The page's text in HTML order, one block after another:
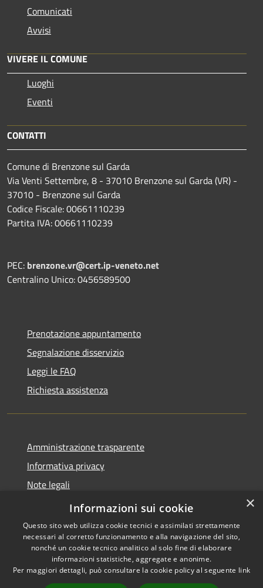
Comunicati
Avvisi
VIVERE IL COMUNE
Luoghi
Eventi
CONTATTI
Comune di Brenzone sul Garda
Via Venti Settembre, 8 - 37010 Brenzone sul Garda (VR) -
37010 - Brenzone sul Garda
Codice Fiscale: 00661110239
Partita IVA: 00661110239
PEC: brenzone.vr@cert.ip-veneto.net
Centralino Unico: 0456589500
Prenotazione appuntamento
Segnalazione disservizio
Leggi le FAQ
Richiesta assistenza
Amministrazione trasparente
Informativa privacy
Note legali
Dichiarazione di accessibilità
Accessibilità
Copyright © 2026 • Comune di
Brenzone sul Garda • Powered
×
Informazioni sui cookie
Questo sito web utilizza cookie tecnici e assimilati strettamente
necessari al corretto funzionamento e alla navigazione del sito,
nonché un cookie tecnico analitico al solo fine di elaborare
informazioni statistiche, aggregate e anonime.
Per maggiori dettagli, può consultare la cookie policy al seguente link